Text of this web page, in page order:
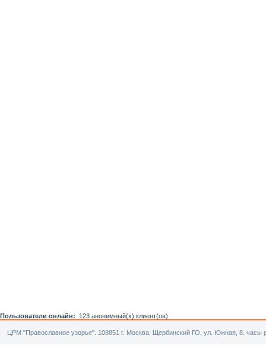
Пользователи онлайн: 123 анонимный(х) клиент(ов)
ЦРМ "Православное узорье". 108851 г. Москва, Щербинский ГО, ул. Южная, 8. часы